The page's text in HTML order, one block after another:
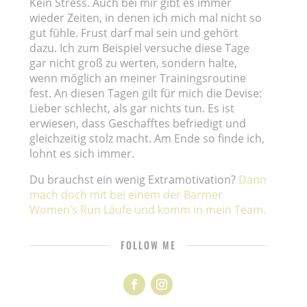
Kein Stress. Auch bei mir gibt es immer
wieder Zeiten, in denen ich mich mal nicht so
gut fühle. Frust darf mal sein und gehört
dazu. Ich zum Beispiel versuche diese Tage
gar nicht groß zu werten, sondern halte,
wenn möglich an meiner Trainingsroutine
fest. An diesen Tagen gilt für mich die Devise:
Lieber schlecht, als gar nichts tun. Es ist
erwiesen, dass Geschafftes befriedigt und
gleichzeitig stolz macht. Am Ende so finde ich,
lohnt es sich immer.
Du brauchst ein wenig Extramotivation? Dann
mach doch mit bei einem der Barmer
Women’s Run Läufe und komm in mein Team.
FOLLOW ME